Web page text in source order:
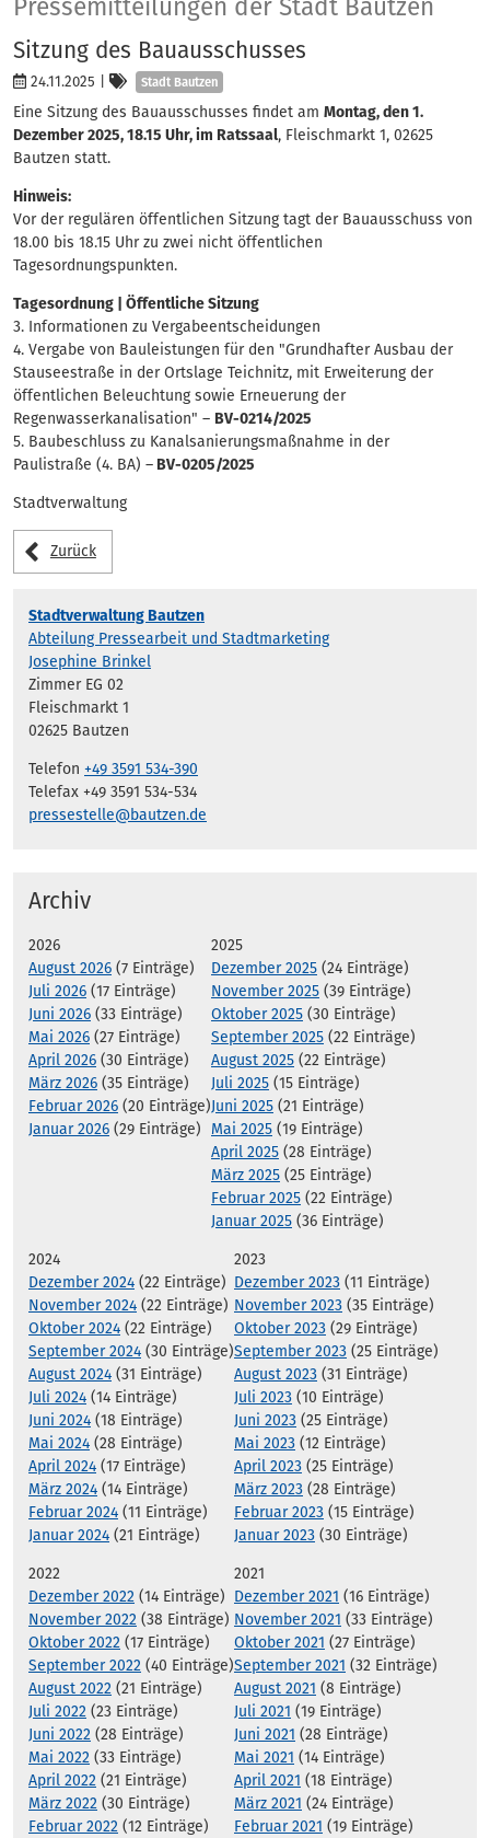
Pressemitteilungen der Stadt Bautzen
Sitzung des Bauausschusses
24.11.2025 Kategorien
Stadt Bautzen
Eine Sitzung des Bauausschusses findet am Montag, den 1.
Dezember 2025, 18.15 Uhr, im Ratssaal, Fleischmarkt 1, 02625
Bautzen statt.
Hinweis:
Vor der regulären öffentlichen Sitzung tagt der Bauausschuss von
18.00 bis 18.15 Uhr zu zwei nicht öffentlichen
Tagesordnungspunkten.
Tagesordnung | Öffentliche Sitzung
3. Informationen zu Vergabeentscheidungen
4. Vergabe von Bauleistungen für den "Grundhafter Ausbau der
Stauseestraße in der Ortslage Teichnitz, mit Erweiterung der
öffentlichen Beleuchtung sowie Erneuerung der
Regenwasserkanalisation" – BV-0214/2025
5. Baubeschluss zu Kanalsanierungsmaßnahme in der
Paulistraße (4. BA) – BV-0205/2025
Stadtverwaltung
Zurück
Stadtverwaltung Bautzen
Abteilung Pressearbeit und Stadtmarketing
Josephine Brinkel
Zimmer EG 02
Fleischmarkt 1
02625 Bautzen
Telefon +49 3591 534-390
Telefax +49 3591 534-534
pressestelle@bautzen.de
Archiv
2026
August 2026 (7 Einträge)
Juli 2026 (17 Einträge)
Juni 2026 (33 Einträge)
Mai 2026 (27 Einträge)
April 2026 (30 Einträge)
März 2026 (35 Einträge)
Februar 2026 (20 Einträge)
Januar 2026 (29 Einträge)
2025
Dezember 2025 (24 Einträge)
November 2025 (39 Einträge)
Oktober 2025 (30 Einträge)
September 2025 (22 Einträge)
August 2025 (22 Einträge)
Juli 2025 (15 Einträge)
Juni 2025 (21 Einträge)
Mai 2025 (19 Einträge)
April 2025 (28 Einträge)
März 2025 (25 Einträge)
Februar 2025 (22 Einträge)
Januar 2025 (36 Einträge)
2024
Dezember 2024 (22 Einträge)
November 2024 (22 Einträge)
Oktober 2024 (22 Einträge)
September 2024 (30 Einträge)
August 2024 (31 Einträge)
Juli 2024 (14 Einträge)
Juni 2024 (18 Einträge)
Mai 2024 (28 Einträge)
April 2024 (17 Einträge)
März 2024 (14 Einträge)
Februar 2024 (11 Einträge)
Januar 2024 (21 Einträge)
2023
Dezember 2023 (11 Einträge)
November 2023 (35 Einträge)
Oktober 2023 (29 Einträge)
September 2023 (25 Einträge)
August 2023 (31 Einträge)
Juli 2023 (10 Einträge)
Juni 2023 (25 Einträge)
Mai 2023 (12 Einträge)
April 2023 (25 Einträge)
März 2023 (28 Einträge)
Februar 2023 (15 Einträge)
Januar 2023 (30 Einträge)
2022
Dezember 2022 (14 Einträge)
November 2022 (38 Einträge)
Oktober 2022 (17 Einträge)
September 2022 (40 Einträge)
August 2022 (21 Einträge)
Juli 2022 (23 Einträge)
Juni 2022 (28 Einträge)
Mai 2022 (33 Einträge)
April 2022 (21 Einträge)
März 2022 (30 Einträge)
Februar 2022 (12 Einträge)
2021
Dezember 2021 (16 Einträge)
November 2021 (33 Einträge)
Oktober 2021 (27 Einträge)
September 2021 (32 Einträge)
August 2021 (8 Einträge)
Juli 2021 (19 Einträge)
Juni 2021 (28 Einträge)
Mai 2021 (14 Einträge)
April 2021 (18 Einträge)
März 2021 (24 Einträge)
Februar 2021 (19 Einträge)